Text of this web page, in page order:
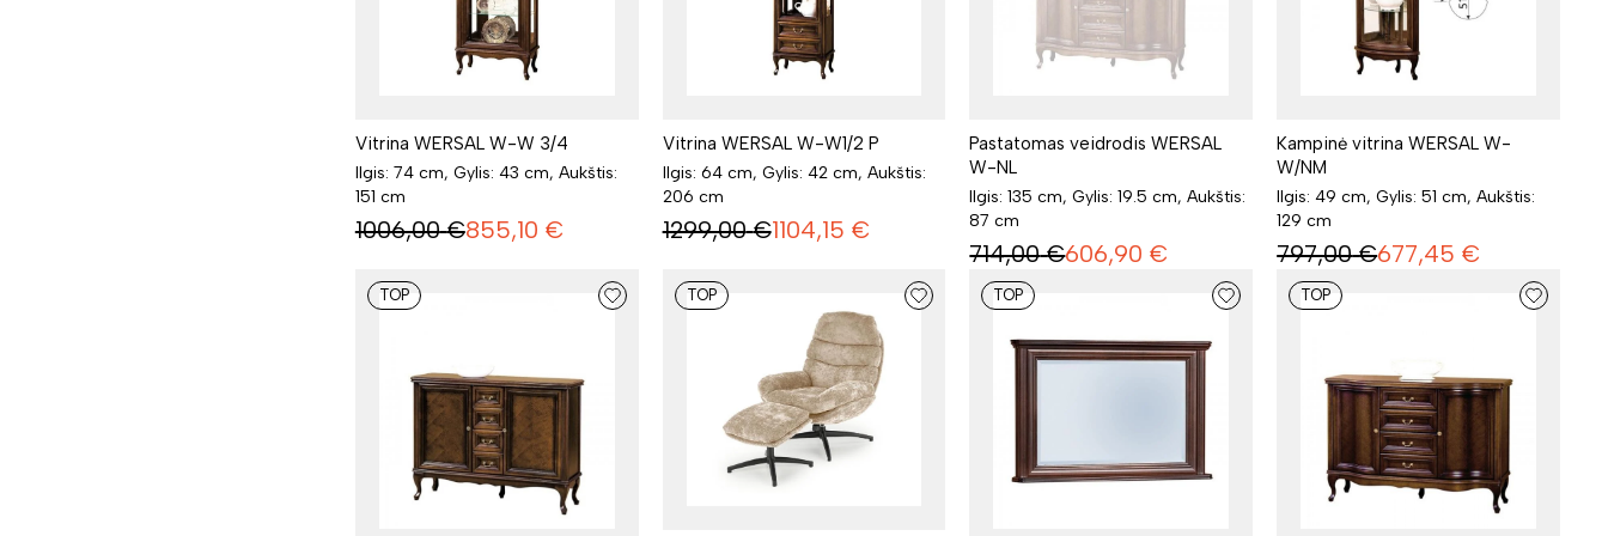
Vitrina WERSAL W-W 3/4
Ilgis: 74 cm, Gylis: 43 cm, Aukštis:
151 cm
1006,00 €855,10 €
Vitrina WERSAL W-W1/2 P
Ilgis: 64 cm, Gylis: 42 cm, Aukštis:
206 cm
1299,00 €1104,15 €
Pastatomas veidrodis WERSAL
W-NL
Ilgis: 135 cm, Gylis: 19.5 cm, Aukštis:
87 cm
714,00 €606,90 €
Kampinė vitrina WERSAL W-
W/NM
Ilgis: 49 cm, Gylis: 51 cm, Aukštis:
129 cm
797,00 €677,45 €
TOP TOP TOP TOP